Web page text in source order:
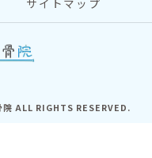
サイトマップ
ALL RIGHTS RESERVED.